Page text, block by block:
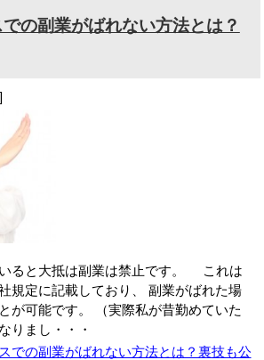
の副業がばれない方法とは？
]
ると大抵は副業は禁止です。 これは
規定に記載しており、 副業がばれた場
が可能です。 （実際私が昔勤めていた
りまし・・・
での副業がばれない方法とは？裏技も公